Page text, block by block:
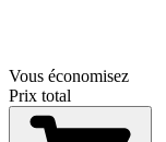
Vous économisez
Prix total